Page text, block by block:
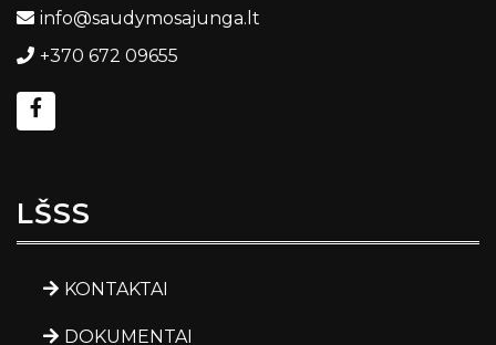
info@saudymosajunga.lt
+370 672 09655
LŠSS
KONTAKTAI
DOKUMENTAI